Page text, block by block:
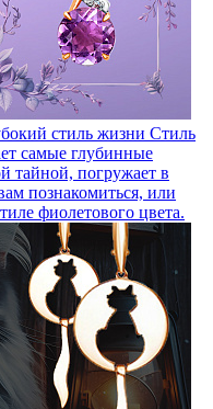
стиль жизни Стиль
самые глубинные
тайной, погружает в
познакомиться, или
фиолетового цвета.